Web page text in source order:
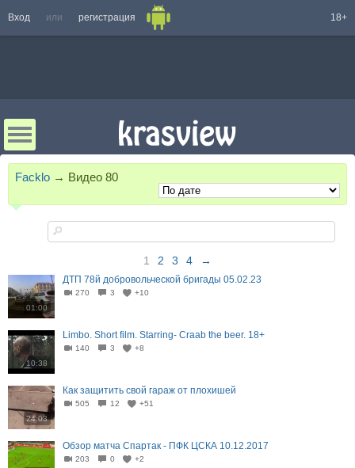
Вход или регистрация 18+
Facklo → Видео 80
1 2 3 4 →
01:00
ДТП 78й добровольческой бригады 05.02.23
270 3 +10
10:38
Limbo. Short film. Starring- Craab the beer. 18+
140 3 +8
24:03
Как защитить свой гараж от плохишей
505 12 +51
Обзор матча Спартак - ПФК ЦСКА 10.12.2017
203 0 +2